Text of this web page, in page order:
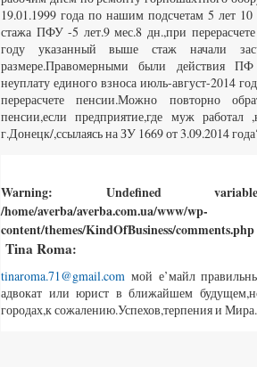
19.01.1999 года по нашим подсчетам 5 лет
стажа ПФУ -5 лет.9 мес.8 дн.,при
году указанный выше стаж начали
размере.Правомерными были действия
неуплату единого взноса июль-август-2014
перерасчете пенсии.Можно повторно
пенсии,если предприятие,где муж
г.Донецк/,ссылаясь на ЗУ 1669 от 3.09.2014
Warning: Undefined
/home/averba/averba.com.ua/www/wp-
content/themes/KindOfBusiness/comments.php
Tina Roma:
tinaroma.71@gmail.com мой е’майл
адвокат или юрист в ближайшем
городах,к сожалению.Успехов,терпения и